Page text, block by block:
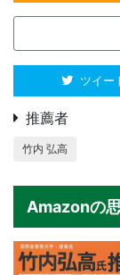
ツイー
推薦者
竹内 弘高
Amazonの